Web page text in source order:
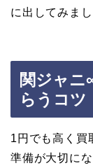
に出してみまし
関ジャニ
らうコツ
1円でも高く買
準備が大切にな